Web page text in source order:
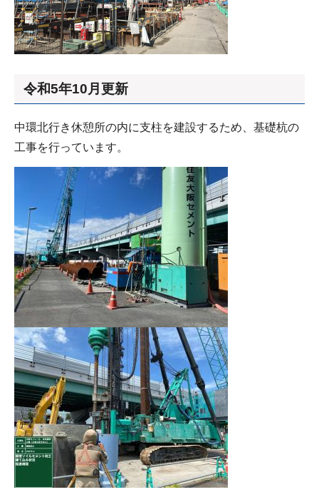
令和5年10月更新
中環北行き休憩所の内に支柱を建設するため、基礎杭の
工事を行っています。